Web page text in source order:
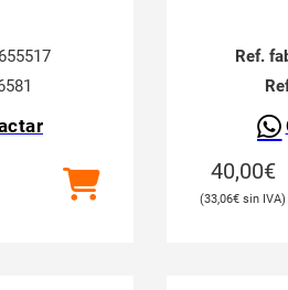
Ref.
40,00€
33,06€